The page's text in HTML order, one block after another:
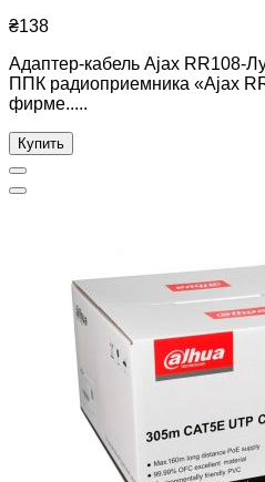
₴138
Адаптер-кабель Ajax RR108-
ППК радиоприемника «Ajax
фирме.....
Купить